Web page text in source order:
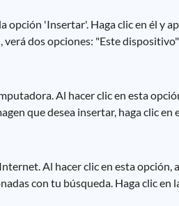
'Insertar'. Haga clic en él y
dos opciones: "Este
Al hacer clic en esta
que desea insertar, haga clic en
Al hacer clic en esta opción,
con tu búsqueda. Haga clic en